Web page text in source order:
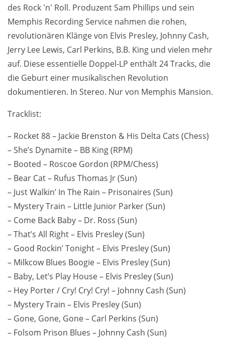
des Rock 'n' Roll. Produzent Sam Phillips und sein
Memphis Recording Service nahmen die rohen,
revolutionären Klänge von Elvis Presley, Johnny Cash,
Jerry Lee Lewis, Carl Perkins, B.B. King und vielen mehr
auf. Diese essentielle Doppel-LP enthält 24 Tracks, die
die Geburt einer musikalischen Revolution
dokumentieren. In Stereo. Nur von Memphis Mansion.
Tracklist:
– Rocket 88 – Jackie Brenston & His Delta Cats (Chess)
– She’s Dynamite – BB King (RPM)
– Booted – Roscoe Gordon (RPM/Chess)
– Bear Cat – Rufus Thomas Jr (Sun)
– Just Walkin’ In The Rain – Prisonaires (Sun)
– Mystery Train – Little Junior Parker (Sun)
– Come Back Baby – Dr. Ross (Sun)
– That’s All Right – Elvis Presley (Sun)
– Good Rockin’ Tonight – Elvis Presley (Sun)
– Milkcow Blues Boogie – Elvis Presley (Sun)
– Baby, Let’s Play House – Elvis Presley (Sun)
– Hey Porter / Cry! Cry! Cry! – Johnny Cash (Sun)
– Mystery Train – Elvis Presley (Sun)
– Gone, Gone, Gone – Carl Perkins (Sun)
– Folsom Prison Blues – Johnny Cash (Sun)